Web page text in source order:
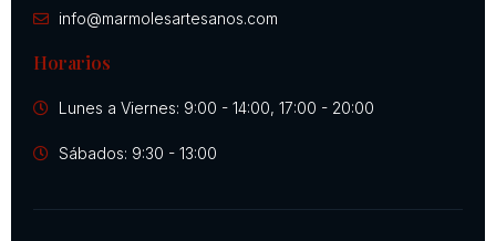
info@marmolesartesanos.com
Horarios
Lunes a Viernes: 9:00 - 14:00, 17:00 - 20:00
Sábados: 9:30 - 13:00